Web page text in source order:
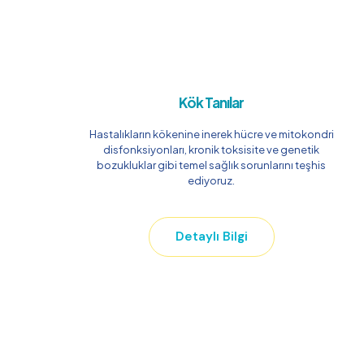
Kök Tanılar
Hastalıkların kökenine inerek hücre ve mitokondri
disfonksiyonları, kronik toksisite ve genetik
bozukluklar gibi temel sağlık sorunlarını teşhis
ediyoruz.
Detaylı Bilgi